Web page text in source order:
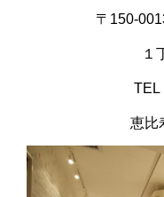
〒150-
１
TEL
恵比